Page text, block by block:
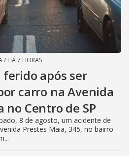
/ HÁ 7 HORAS
após ser
carro na Avenida
no Centro de SP
8 de agosto, um acidente de
Prestes Maia, 345, no bairro